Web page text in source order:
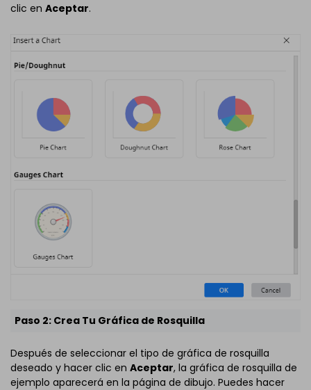
clic en Aceptar.
Paso 2: Crea Tu Gráfica de Rosquilla
Después de seleccionar el tipo de gráfica de rosquilla
deseado y hacer clic en Aceptar, la gráfica de rosquilla de
ejemplo aparecerá en la página de dibujo. Puedes hacer